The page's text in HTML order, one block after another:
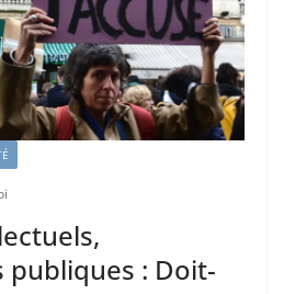
: Doit-